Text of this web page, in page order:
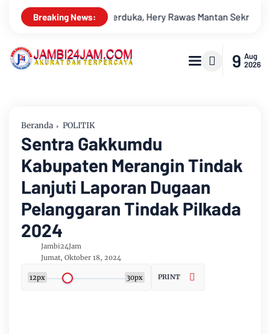
Breaking News:
Mantan Sekretaris PWI Jambi Tutup Usia Menapaki Usia
9 Aug
2026
Beranda POLITIK
Sentra Gakkumdu
Kabupaten Merangin Tindak
Lanjuti Laporan Dugaan
Pelanggaran Tindak Pilkada
2024
Jambi24Jam
Jumat, Oktober 18, 2024
12px 30px PRINT